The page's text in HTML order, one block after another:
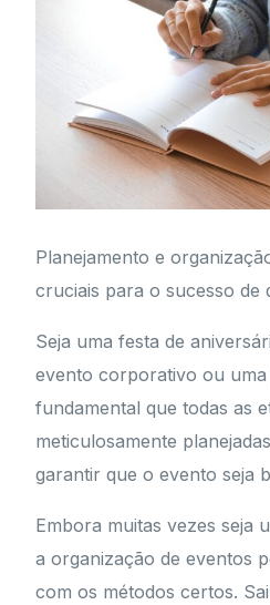
Planejamento e
cruciais para o sucesso de
Seja uma festa de
evento corporativo ou
fundamental que todas as
meticulosamente
garantir que o evento seja
Embora muitas vezes seja
a organização de eventos
com os métodos certos.